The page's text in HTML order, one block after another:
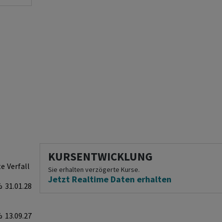
KURSENTWICKLUNG
Sie erhalten verzögerte Kurse.
Jetzt Realtime Daten erhalten
Verfall
31.01.28
13.09.27